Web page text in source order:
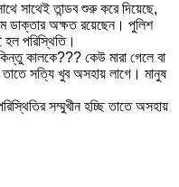
সাথেই তান্ডব শুরু করে দিয়েছে,
ডাক্তার অক্ষত রয়েছেন। পুলিশ
পরিস্থিতি।
কালকে??? কেউ মারা গেলে বা
সত্যি খুব অসহায় লাগে। মানুষ
সম্মুখীন হচ্ছি তাতে অসহায়